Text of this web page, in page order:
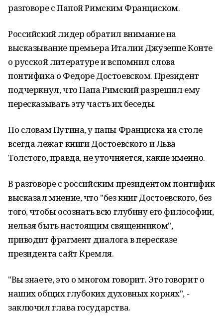
разговоре с Папой Римским Франциском.
Российский лидер обратил внимание на
высказывание премьера Италии Джузеппе Конте
о русской литературе и вспомнил слова
понтифика о Федоре Достоевском. Президент
подчеркнул, что Папа Римский разрешил ему
пересказывать эту часть их беседы.
По словам Путина, у папы Франциска на столе
всегда лежат книги Достоевского и Льва
Толстого, правда, не уточняется, какие именно.
В разговоре с российским президентом понтифик
высказал мнение, что "без книг Достоевского, без
того, чтобы осознать всю глубину его философии,
нельзя быть настоящим священником",
приводит фрагмент диалога в пересказе
президента сайт Кремля.
"Вы знаете, это о многом говорит. Это говорит о
наших общих глубоких духовных корнях", -
заключил глава государства.